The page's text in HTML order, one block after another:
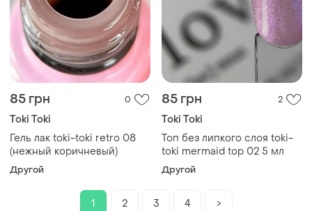
85 грн 0
Toki Toki
Гель лак toki-toki retro 08
(нежный коричневый)
Другой
85 грн 2
Toki Toki
Топ без липкого слоя toki-
toki mermaid top 02 5 мл
Другой
1 2 3 4 >